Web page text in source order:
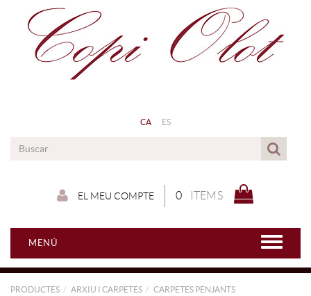
CA ES
0 ITEMS
EL MEU COMPTE
MENÚ
PRODUCTES ARXIU I CARPETES
CARPETES PENJANTS